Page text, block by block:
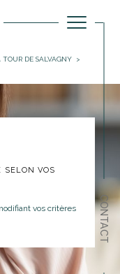
CONTACT
TOUR DE SALVAGNY
SELON VOS
vos critères